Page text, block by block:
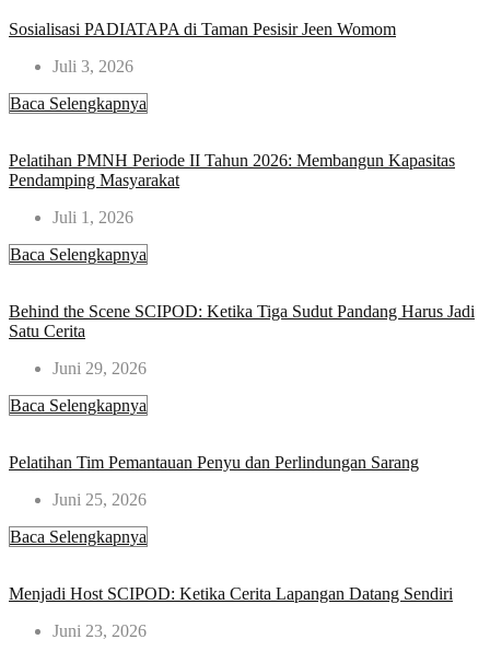
Sosialisasi PADIATAPA di Taman Pesisir Jeen Womom​
Juli 3, 2026
Baca Selengkapnya
Pelatihan PMNH Periode II Tahun 2026: Membangun Kapasitas
Pendamping Masyarakat
Juli 1, 2026
Baca Selengkapnya
Behind the Scene SCIPOD: Ketika Tiga Sudut Pandang Harus Jadi
Satu Cerita
Juni 29, 2026
Baca Selengkapnya
Pelatihan Tim Pemantauan Penyu dan Perlindungan Sarang
Juni 25, 2026
Baca Selengkapnya
Menjadi Host SCIPOD: Ketika Cerita Lapangan Datang Sendiri
Juni 23, 2026